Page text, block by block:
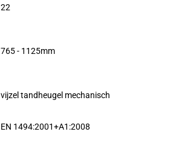
22
765 - 1125mm
vijzel tandheugel mechanisch
EN 1494:2001+A1:2008